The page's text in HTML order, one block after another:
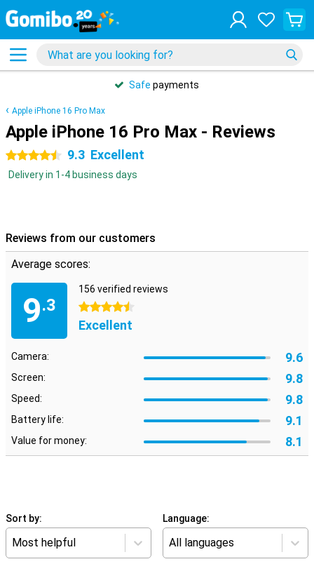
Safe payments
Apple iPhone 16 Pro Max
Apple iPhone 16 Pro Max - Reviews
4.5 stars 9.3 Excellent
Delivery in 1-4 business days
Reviews from our customers
Average scores:
9.3
156 verified reviews
4.5 stars
Excellent
Camera: 9.6
Screen: 9.8
Speed: 9.8
Battery life: 9.1
Value for money: 8.1
Sort by:
Most helpful
Language:
All languages